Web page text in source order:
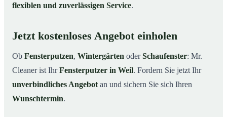
flexiblen und zuverlässigen Service.
Jetzt kostenloses Angebot einholen
Ob Fensterputzen, Wintergärten oderSchaufenster: Mr.
Cleaner ist IhrFensterputzer in Weil. Fordern Sie jetzt Ihr
unverbindliches Angebot an und sichern Sie sich Ihren
Wunschtermin.